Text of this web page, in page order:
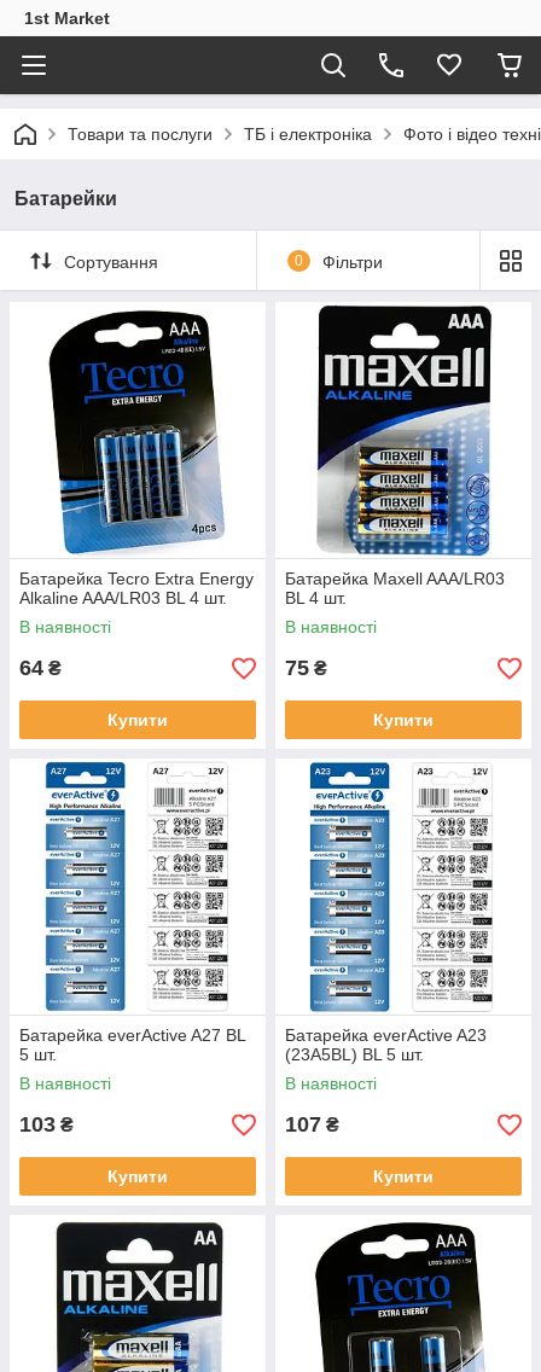
1st Market
Товари та послуги ТБ і електроніка Фото і відео
Батарейки
Сортування 0 Фільтри
Батарейка Tecro Extra Energy
Alkaline AAA/LR03 BL 4 шт.
В наявності
64 ₴
Купити
Батарейка Maxell AAA/LR03
BL 4 шт.
В наявності
75 ₴
Купити
Батарейка everActive A27 BL
5 шт.
В наявності
103 ₴
Купити
Батарейка everActive A23
(23A5BL) BL 5 шт.
В наявності
107 ₴
Купити